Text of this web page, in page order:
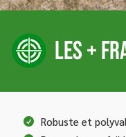
Robuste et